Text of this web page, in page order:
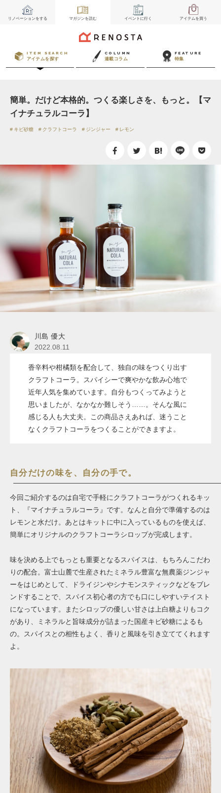
リノベーションをする マガジンを読む イベント に行く アイテムを買う
ITEM SEARCH
アイテムを探す
COLUMN
連載コラム
FEATURE
特集
簡単。だけど本格的。つくる楽しさを、もっと。【マ
イナチュラルコーラ】
キビ砂糖 クラフトコーラ ジンジャー レモン
川島 優大
2022.08.11
香辛料や柑橘類を配合して、独自の味をつくり出す
クラフトコーラ。スパイシーで爽やかな飲み心地で
近年人気を集めています。自分もつくってみようと
思いましたが、なかなか難しそう……。そんな風に
感じる人も大丈夫。この商品さえあれば、迷うこと
なくクラフトコーラをつくることができますよ。
自分だけの味を、自分の手で。
今回ご紹介するのは自宅で手軽にクラフトコーラがつくれるキッ
ト、『マイナチュラルコーラ』です。なんと自分で準備するのは
レモンと水だけ。あとはキットに中に入っているものを使えば、
簡単にオリジナルのクラフトコーラシロップが完成します。
味を決める上でもっとも重要となるスパイスは、もちろんこだわ
りの配合。富士山麓で生産されたミネラル豊富な無農薬ジンジャ
ーをはじめとして、ドライジンやシナモンスティックなどをブレ
ンドすることで、スパイス初心者の方でも口にしやすいテイスト
になっています。またシロップの優しい甘さは上白糖よりもコク
があり、ミネラルと旨味成分が詰まった国産キビ砂糖によるも
の。スパイスとの相性もよく、香りと風味を引き立ててくれます
よ。